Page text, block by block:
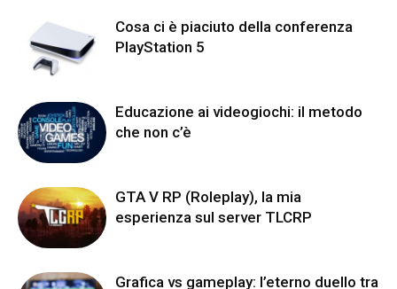
Cosa ci è piaciuto della conferenza
PlayStation 5
Educazione ai videogiochi: il metodo
che non c’è
GTA V RP (Roleplay), la mia
esperienza sul server TLCRP
Grafica vs gameplay: l’eterno duello tra